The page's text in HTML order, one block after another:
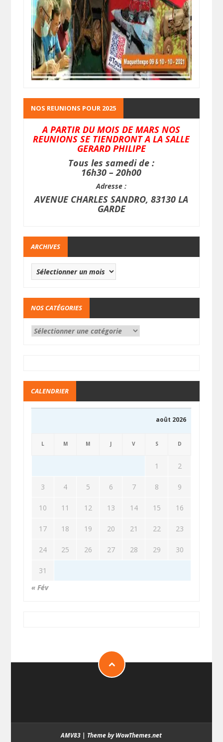
NOS REUNIONS POUR 2025
A PARTIR DU MOIS DE MARS NOS
REUNIONS SE TIENDRONT A LA SALLE
GERARD PHILIPE
Tous les samedi de :
16h30 – 20h00
Adresse :
AVENUE CHARLES SANDRO, 83130 LA
GARDE
ARCHIVES
NOS CATÉGORIES
CALENDRIER
août 2026
L M M J V S D
1 2
3 4 5 6 7 8 9
10 11 12 13 14 15 16
17 18 19 20 21 22 23
24 25 26 27 28 29 30
31
« Fév
AMV83 | Theme by WowThemes.net